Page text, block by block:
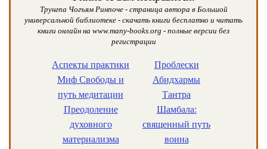
Трунгпа Чогъям Ринпоче - страница автора в Большой
универсальной библиотеке - скачать книги бесплатно и читать
книги онлайн на www.many-books.org - полные версии без
регистрации
Аспекты практики
Миф Свободы и
путь медитации
Преодоление
духовного
материализма
Проблески
Абидхармы
Тантра
Шамбала:
священный путь
воина